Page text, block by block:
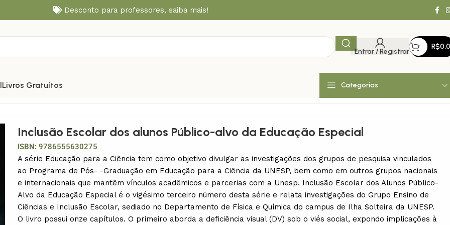
Desconto para professores, saiba mais!
Entrar / Registrar
R$
Livros Gratuítos Categorias
Especial
Inclusão Escolar dos alunos Público-alvo da Educação Especial
ISBN: 9786555630275
A série Educação para a Ciência tem como objetivo divulgar as investigações dos grupos de pesquisa vinculados
ao Programa de Pós- -Graduação em Educação para a Ciência da UNESP, bem como em outros grupos nacionais
e internacionais que mantêm vínculos acadêmicos e parcerias com a Unesp. Inclusão Escolar dos Alunos Público-
Alvo da Educação Especial é o vigésimo terceiro número desta série e relata investigações do Grupo Ensino de
Ciências e Inclusão Escolar, sediado no Departamento de Física e Química do campus de Ilha Solteira da UNESP.
O livro possui onze capítulos. O primeiro aborda a deficiência visual (DV) sob o viés social, expondo implicações à